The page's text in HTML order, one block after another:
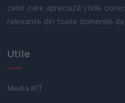
celor care apreciază știrile
relevante din toate domeniile
Utile
Media KIT